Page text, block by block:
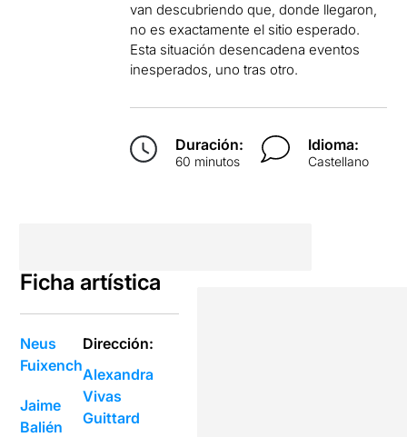
van descubriendo que, donde llegaron,
no es exactamente el sitio esperado.
Esta situación desencadena eventos
inesperados, uno tras otro.
Duración:
60 minutos
Idioma:
Castellano
Ficha artística
Neus
Fuixench
Jaime
Balién
Dirección:
Alexandra
Vivas
Guittard